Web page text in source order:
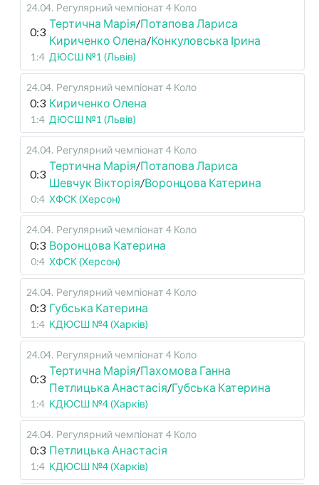
24.04. Регулярний чемпіонат 4 Коло
0:3
Тертична Марія/Потапова Лариса
Кириченко Олена/Конкуловська Ірина
1:4 ДЮСШ №1 (Львів)
24.04. Регулярний чемпіонат 4 Коло
0:3 Кириченко Олена
1:4 ДЮСШ №1 (Львів)
24.04. Регулярний чемпіонат 4 Коло
0:3
Тертична Марія/Потапова Лариса
Шевчук Вікторія/Воронцова Катерина
0:4 ХФСК (Херсон)
24.04. Регулярний чемпіонат 4 Коло
0:3 Воронцова Катерина
0:4 ХФСК (Херсон)
24.04. Регулярний чемпіонат 4 Коло
0:3 Губська Катерина
1:4 КДЮСШ №4 (Харків)
24.04. Регулярний чемпіонат 4 Коло
0:3
Тертична Марія/Пахомова Ганна
Петлицька Анастасія/Губська Катерина
1:4 КДЮСШ №4 (Харків)
24.04. Регулярний чемпіонат 4 Коло
0:3 Петлицька Анастасія
1:4 КДЮСШ №4 (Харків)